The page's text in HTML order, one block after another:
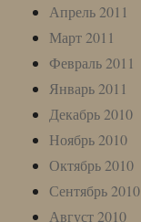
Апрель 2011
Март 2011
Февраль 2011
Январь 2011
Декабрь 2010
Ноябрь 2010
Октябрь 2010
Сентябрь 2010
Август 2010